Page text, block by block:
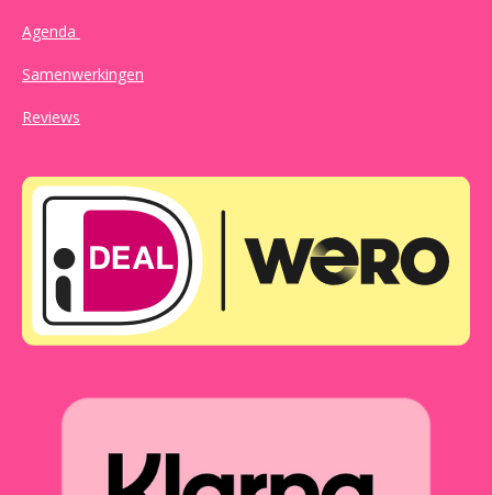
Agenda
Samenwerkingen
Reviews